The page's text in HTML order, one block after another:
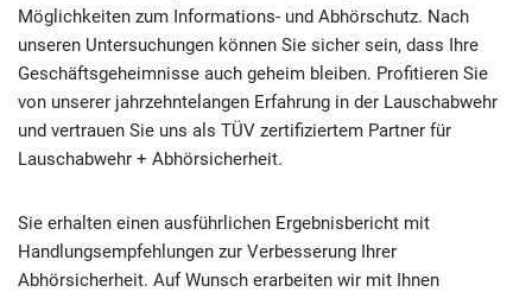
Möglichkeiten zum Informations- und Abhörschutz. Nach
unseren Untersuchungen können Sie sicher sein, dass Ihre
Geschäftsgeheimnisse auch geheim bleiben. Profitieren Sie
von unserer jahrzehntelangen Erfahrung in der Lauschabwehr
und vertrauen Sie uns als TÜV zertifiziertem Partner für
Lauschabwehr + Abhörsicherheit.
Sie erhalten einen ausführlichen Ergebnisbericht mit
Handlungsempfehlungen zur Verbesserung Ihrer
Abhörsicherheit. Auf Wunsch erarbeiten wir mit Ihnen